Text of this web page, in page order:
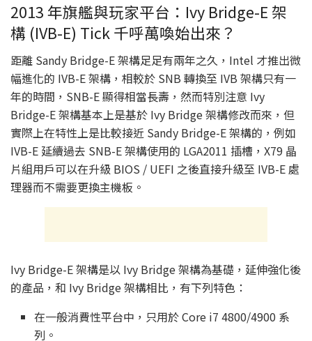
2013 年旗艦與玩家平台：Ivy Bridge-E 架
構 (IVB-E) Tick 千呼萬喚始出來？
距離 Sandy Bridge-E 架構足足有兩年之久，Intel 才推出微
幅進化的 IVB-E 架構，相較於 SNB 轉換至 IVB 架構只有一
年的時間，SNB-E 顯得相當長壽，然而特別注意 Ivy
Bridge-E 架構基本上是基於 Ivy Bridge 架構修改而來，但
實際上在特性上是比較接近 Sandy Bridge-E 架構的，例如
IVB-E 延續過去 SNB-E 架構使用的 LGA2011 插槽，X79 晶
片組用戶可以在升級 BIOS / UEFI 之後直接升級至 IVB-E 處
理器而不需要更換主機板。
Ivy Bridge-E 架構是以 Ivy Bridge 架構為基礎，延伸強化後
的產品，和 Ivy Bridge 架構相比，有下列特色：
在一般消費性平台中，只用於 Core i7 4800/4900 系
列。